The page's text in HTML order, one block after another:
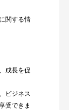
関する情
成長を促
ビジネス
受できま